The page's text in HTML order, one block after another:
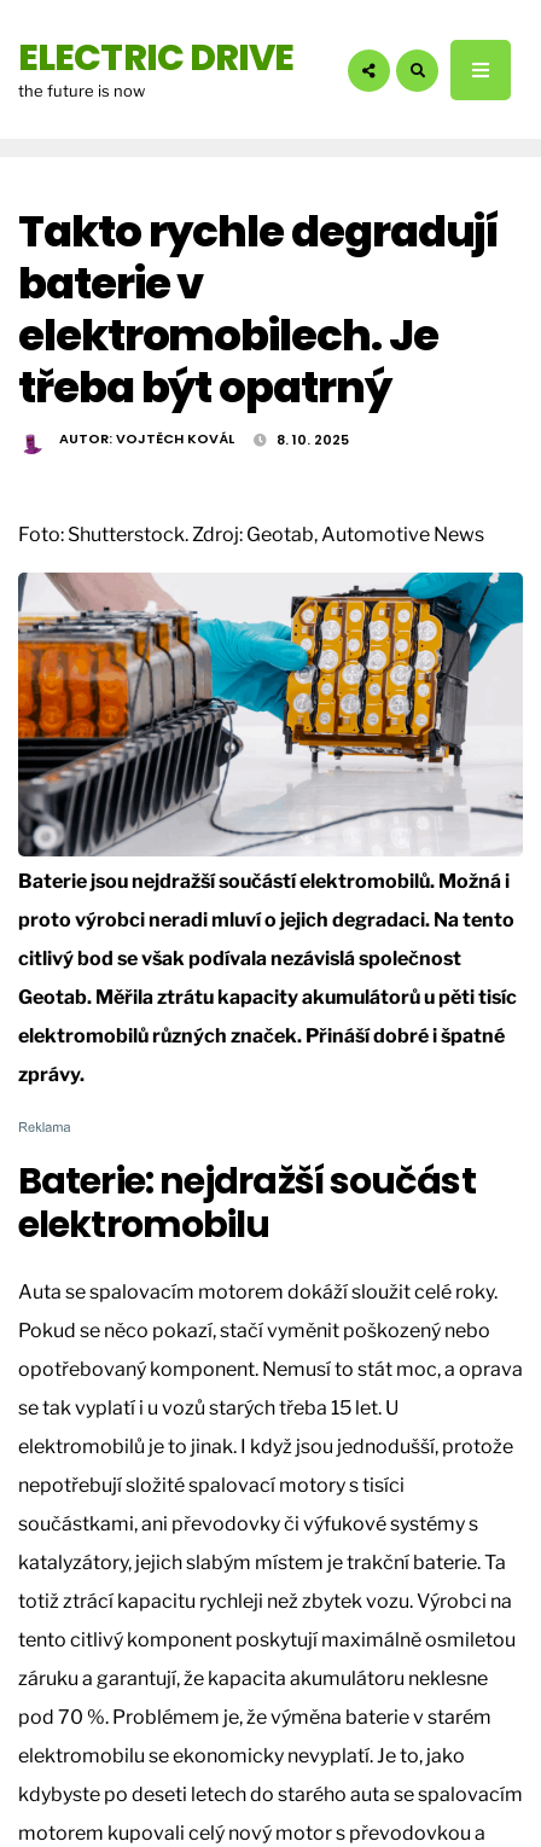
ELECTRIC DRIVE
the future is now
Takto rychle degradují
baterie v
elektromobilech. Je
třeba být opatrný
AUTOR:VOJTĚCH KOVÁL 8. 10. 2025
Foto: Shutterstock. Zdroj: Geotab, Automotive News
Baterie jsou nejdražší součástí elektromobilů. Možná i
proto výrobci neradi mluví o jejich degradaci. Na tento
citlivý bod se však podívala nezávislá společnost
Geotab. Měřila ztrátu kapacity akumulátorů u pěti tisíc
elektromobilů různých značek. Přináší dobré i špatné
zprávy.
Baterie: nejdražší součást
elektromobilu
Auta se spalovacím motorem dokáží sloužit celé roky.
Pokud se něco pokazí, stačí vyměnit poškozený nebo
opotřebovaný komponent. Nemusí to stát moc, a oprava
se tak vyplatí i u vozů starých třeba 15 let. U
elektromobilů je to jinak. I když jsou jednodušší, protože
nepotřebují složité spalovací motory s tisíci
součástkami, ani převodovky či výfukové systémy s
katalyzátory, jejich slabým místem je trakční baterie. Ta
totiž ztrácí kapacitu rychleji než zbytek vozu. Výrobci na
tento citlivý komponent poskytují maximálně osmiletou
záruku a garantují, že kapacita akumulátoru neklesne
pod 70 %. Problémem je, že výměna baterie v starém
elektromobilu se ekonomicky nevyplatí. Je to, jako
kdybyste po deseti letech do starého auta se spalovacím
motorem kupovali celý nový motor s převodovkou a